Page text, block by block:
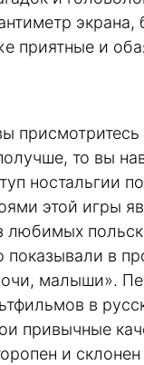
приятные и
присмотритесь
то вы
ностальгии
этой игры
любимых
показывали в
малыши».
в
привычные
и